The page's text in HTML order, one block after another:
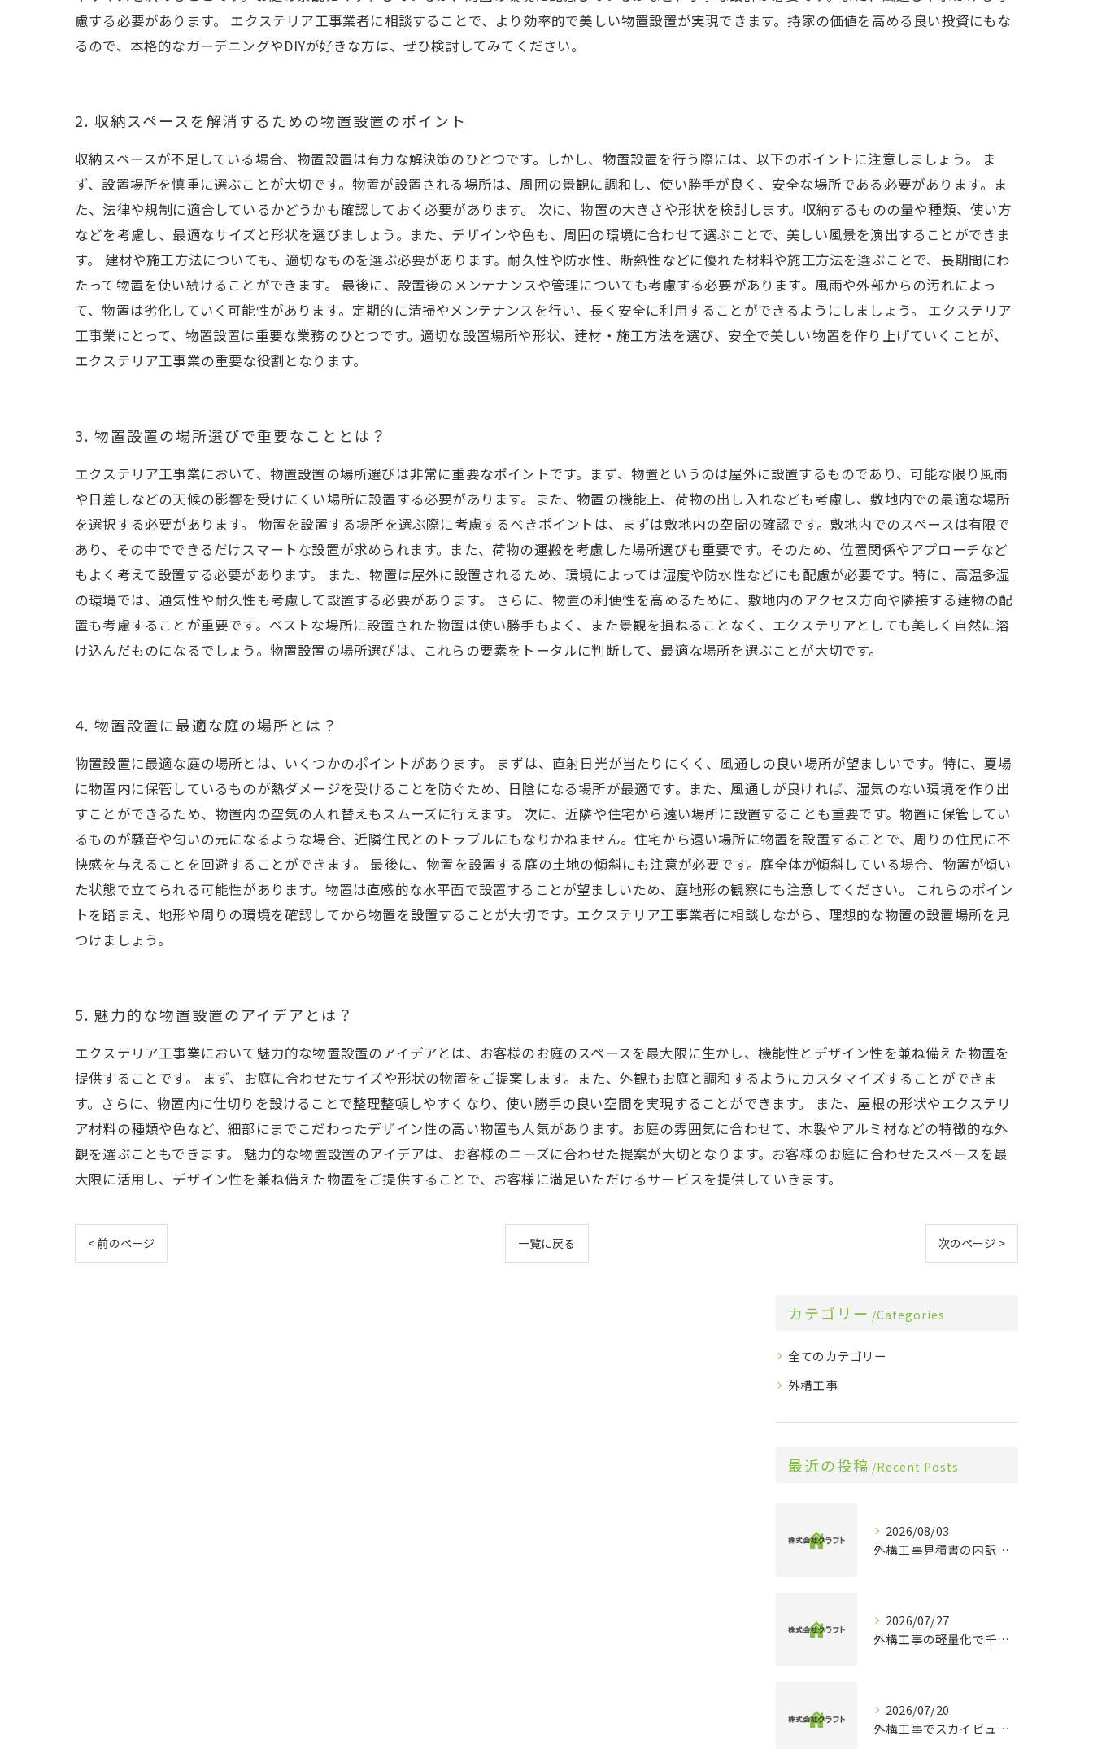
慮する必要があります。 エクステリア工事業者に相談することで、より効率的で美しい物置設置が実現できます。持家の価値を高める良い投資にもな
るので、本格的なガーデニングやDIYが好きな方は、ぜひ検討してみてください。
2. 収納スペースを解消するための物置設置のポイント
収納スペースが不足している場合、物置設置は有力な解決策のひとつです。しかし、物置設置を行う際には、以下のポイントに注意しましょう。 ま
ず、設置場所を慎重に選ぶことが大切です。物置が設置される場所は、周囲の景観に調和し、使い勝手が良く、安全な場所である必要があります。ま
た、法律や規制に適合しているかどうかも確認しておく必要があります。 次に、物置の大きさや形状を検討します。収納するものの量や種類、使い方
などを考慮し、最適なサイズと形状を選びましょう。また、デザインや色も、周囲の環境に合わせて選ぶことで、美しい風景を演出することができま
す。 建材や施工方法についても、適切なものを選ぶ必要があります。耐久性や防水性、断熱性などに優れた材料や施工方法を選ぶことで、長期間にわ
たって物置を使い続けることができます。 最後に、設置後のメンテナンスや管理についても考慮する必要があります。風雨や外部からの汚れによっ
て、物置は劣化していく可能性があります。定期的に清掃やメンテナンスを行い、長く安全に利用することができるようにしましょう。 エクステリア
工事業にとって、物置設置は重要な業務のひとつです。適切な設置場所や形状、建材・施工方法を選び、安全で美しい物置を作り上げていくことが、
エクステリア工事業の重要な役割となります。
3. 物置設置の場所選びで重要なこととは？
エクステリア工事業において、物置設置の場所選びは非常に重要なポイントです。まず、物置というのは屋外に設置するものであり、可能な限り風雨
や日差しなどの天候の影響を受けにくい場所に設置する必要があります。また、物置の機能上、荷物の出し入れなども考慮し、敷地内での最適な場所
を選択する必要があります。 物置を設置する場所を選ぶ際に考慮するべきポイントは、まずは敷地内の空間の確認です。敷地内でのスペースは有限で
あり、その中でできるだけスマートな設置が求められます。また、荷物の運搬を考慮した場所選びも重要です。そのため、位置関係やアプローチなど
もよく考えて設置する必要があります。 また、物置は屋外に設置されるため、環境によっては湿度や防水性などにも配慮が必要です。特に、高温多湿
の環境では、通気性や耐久性も考慮して設置する必要があります。 さらに、物置の利便性を高めるために、敷地内のアクセス方向や隣接する建物の配
置も考慮することが重要です。ベストな場所に設置された物置は使い勝手もよく、また景観を損ねることなく、エクステリアとしても美しく自然に溶
け込んだものになるでしょう。物置設置の場所選びは、これらの要素をトータルに判断して、最適な場所を選ぶことが大切です。
4. 物置設置に最適な庭の場所とは？
物置設置に最適な庭の場所とは、いくつかのポイントがあります。 まずは、直射日光が当たりにくく、風通しの良い場所が望ましいです。特に、夏場
に物置内に保管しているものが熱ダメージを受けることを防ぐため、日陰になる場所が最適です。また、風通しが良ければ、湿気のない環境を作り出
すことができるため、物置内の空気の入れ替えもスムーズに行えます。 次に、近隣や住宅から遠い場所に設置することも重要です。物置に保管してい
るものが騒音や匂いの元になるような場合、近隣住民とのトラブルにもなりかねません。住宅から遠い場所に物置を設置することで、周りの住民に不
快感を与えることを回避することができます。 最後に、物置を設置する庭の土地の傾斜にも注意が必要です。庭全体が傾斜している場合、物置が傾い
た状態で立てられる可能性があります。物置は直感的な水平面で設置することが望ましいため、庭地形の観察にも注意してください。 これらのポイン
トを踏まえ、地形や周りの環境を確認してから物置を設置することが大切です。エクステリア工事業者に相談しながら、理想的な物置の設置場所を見
つけましょう。
5. 魅力的な物置設置のアイデアとは？
エクステリア工事業において魅力的な物置設置のアイデアとは、お客様のお庭のスペースを最大限に生かし、機能性とデザイン性を兼ね備えた物置を
提供することです。 まず、お庭に合わせたサイズや形状の物置をご提案します。また、外観もお庭と調和するようにカスタマイズすることができま
す。さらに、物置内に仕切りを設けることで整理整頓しやすくなり、使い勝手の良い空間を実現することができます。 また、屋根の形状やエクステリ
ア材料の種類や色など、細部にまでこだわったデザイン性の高い物置も人気があります。お庭の雰囲気に合わせて、木製やアルミ材などの特徴的な外
観を選ぶこともできます。 魅力的な物置設置のアイデアは、お客様のニーズに合わせた提案が大切となります。お客様のお庭に合わせたスペースを最
大限に活用し、デザイン性を兼ね備えた物置をご提供することで、お客様に満足いただけるサービスを提供していきます。
< 前のページ 一覧に戻る 次のページ >
カテゴリー Categories
全てのカテゴリー
外構工事
最近の投稿 Recent Posts
2026/08/03
外構工事見積書の内訳や相場感を整理し賢く比較する実践ガイド
2026/07/27
外構工事の軽量化で千葉県旭市香取市の理想的な住まいとコスト削減を実現するポイント
2026/07/20
外構工事でスカイビューを実現する最新デザインと機能性のポイントを徹底解説